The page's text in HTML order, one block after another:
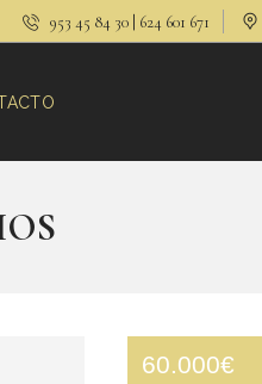
953 45 84 30 | 624 601 671
60.000€